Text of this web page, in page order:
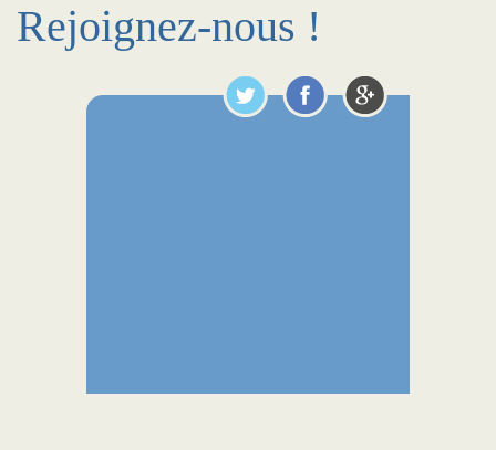
Rejoignez-nous !